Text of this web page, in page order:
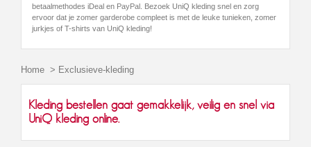
betaalmethodes iDeal en PayPal. Bezoek UniQ kleding snel en zorg
ervoor dat je zomer garderobe compleet is met de leuke tunieken, zomer
jurkjes of T-shirts van UniQ kleding!
Home > Exclusieve-kleding
Kleding bestellen gaat gemakkelijk, veilig en snel via
UniQ kleding online.